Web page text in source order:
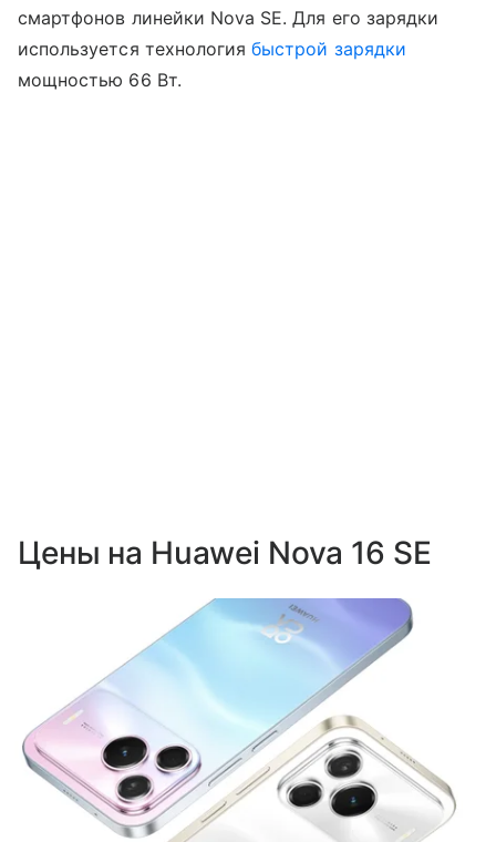
смартфонов линейки Nova SE. Для его зарядки
используется технологиябыстрой зарядки
мощностью 66 Вт.
Цены на Huawei Nova 16 SE